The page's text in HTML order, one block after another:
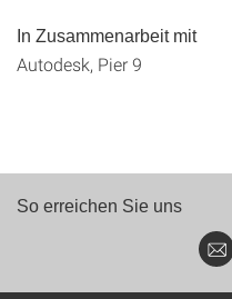
In Zusammenarbeit mit
Autodesk, Pier 9
So erreichen Sie uns